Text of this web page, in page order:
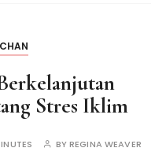
Stres Iklim
BYREGINA WEAVER